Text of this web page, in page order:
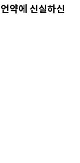
약에 신실하신